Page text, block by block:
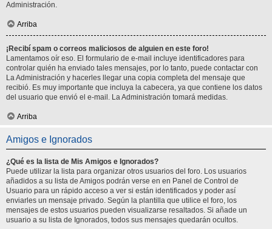
Administración.
Arriba
¡Recibí spam o correos maliciosos de alguien en este foro!
Lamentamos oír eso. El formulario de e-mail incluye identificadores para
controlar quién ha enviado tales mensajes, por lo tanto, puede contactar con
La Administración y hacerles llegar una copia completa del mensaje que
recibió. Es muy importante que incluya la cabecera, ya que contiene los datos
del usuario que envió el e-mail. La Administración tomará medidas.
Arriba
Amigos e Ignorados
¿Qué es la lista de Mis Amigos e Ignorados?
Puede utilizar la lista para organizar otros usuarios del foro. Los usuarios
añadidos a su lista de Amigos podrán verse en en Panel de Control de
Usuario para un rápido acceso a ver si están identificados y poder así
enviarles un mensaje privado. Según la plantilla que utilice el foro, los
mensajes de estos usuarios pueden visualizarse resaltados. Si añade un
usuario a su lista de Ignorados, todos sus mensajes quedarán ocultos.